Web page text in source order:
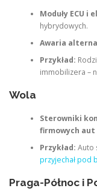
Moduły ECU
hybrydowych.
Awaria
Przykład:
immobilizera –
Wola
Sterowniki
firmowych aut
Przykład: Auto
przyjechał pod
Praga-Północ i